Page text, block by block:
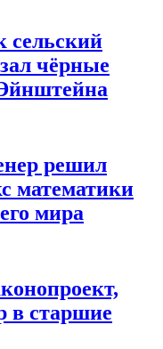
сельский
чёрные
решил
математики
мира
в старшие